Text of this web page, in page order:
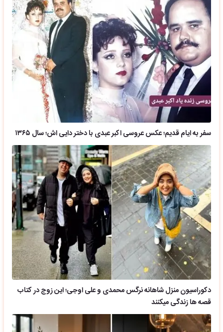
سفر به ایام قدیم؛ عکس عروسی اکبر عبدی با دختر دایی اش؛ سال ۱۳۶۵
دکوراسیون منزل شاهانه نرگس محمدی و علی اوجی؛ این زوج در کتاب
قصه ها زندگی میکنند